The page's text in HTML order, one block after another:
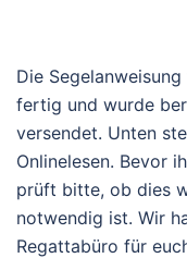
Die
fertig und wurde
versendet. Unten
Onlinelesen. Bevor
prüft bitte, ob dies
notwendig ist. Wir
Regattabüro für